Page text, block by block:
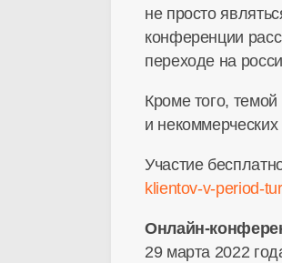
не просто
конференции
переходе на
Кроме того,
и
Участие
klientov-v-period-
Онлайн-
29 марта 2022